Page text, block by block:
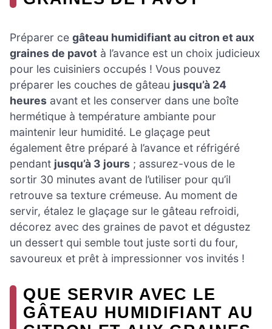
Préparer ce gâteau humidifiant au citron et aux
graines de pavot à l’avance est un choix judicieux
pour les cuisiniers occupés ! Vous pouvez
préparer les couches de gâteau jusqu’à 24
heures avant et les conserver dans une boîte
hermétique à température ambiante pour
maintenir leur humidité. Le glaçage peut
également être préparé à l’avance et réfrigéré
pendant jusqu’à 3 jours ; assurez-vous de le
sortir 30 minutes avant de l’utiliser pour qu’il
retrouve sa texture crémeuse. Au moment de
servir, étalez le glaçage sur le gâteau refroidi,
décorez avec des graines de pavot et dégustez
un dessert qui semble tout juste sorti du four,
savoureux et prêt à impressionner vos invités !
QUE SERVIR AVEC LE
GÂTEAU HUMIDIFIANT AU